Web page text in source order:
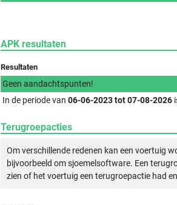
APK resultaten
Resultaten
Geen aandachtspunten!
In de periode van 06-06-2023 tot 07-08-2026
Terugroepacties
Om verschillende redenen kan een voertuig
bijvoorbeeld om sjoemelsoftware. Een
zien of het voertuig een terugroepactie had